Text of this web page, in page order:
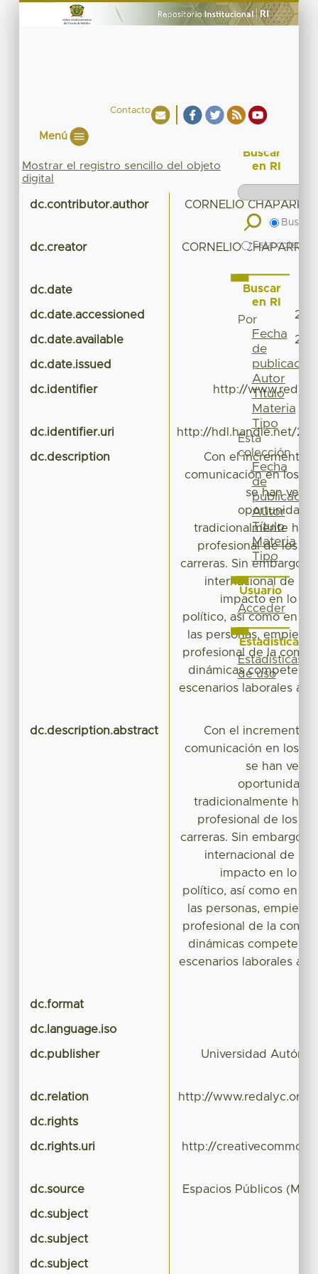
Contacto
Menú
Mostrar el registro sencillo del objeto
digital
dc.contributor.author CORNELIO
dc.creator CORNELIO
dc.date
dc.date.accessioned
dc.date.available
dc.date.issued
dc.identifier http://
dc.identifier.uri http://hdl.handle.net/
dc.description
Con el incremento
comunicación en los
se han
tradicionalmente han
profesional de los
carreras. Sin embargo,
internacional de la
impacto en lo
político, así como en la
las personas,
profesional de la
dinámicas
escenarios laborales
dc.description.abstract
Con el incremento
comunicación en los
se han
tradicionalmente han
profesional de los
carreras. Sin embargo,
internacional de la
impacto en lo
político, así como en la
las personas,
profesional de la
dinámicas
escenarios laborales
dc.format
dc.language.iso
dc.publisher Universidad
dc.relation http://www.redalyc.org/
dc.rights
dc.rights.uri http://
dc.source Espacios Públicos
dc.subject
dc.subject
dc.subject
Buscar
en RI
Buscar
Esta
Buscar
en RI
Por
Fecha
de
publicación
Autor
Título
Materia
Tipo
Esta
colección
Fecha
de
publicación
Autor
Título
Materia
Tipo
Usuario
Acceder
Estadísticas
Estadísticas
de uso